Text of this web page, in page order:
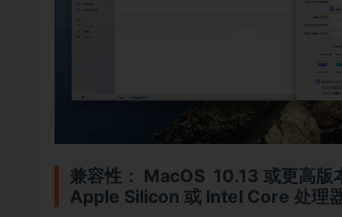
兼容性： MacOS 10.13 或更高版
Apple Silicon 或 Intel Core 处理